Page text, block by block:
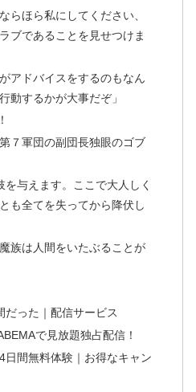
らほら私にしてください、
ブであることを見せつけま
アドバイスをするのもなん
動するかが大事だぞ」
７軍団の副団長独眼のゴブ
与えます。ここで大人しく
も全てを失ってから降伏し
族は人間をいたぶることが
だった｜配信サービス
で見放題独占配信！
日間無料体験｜お得なキャン